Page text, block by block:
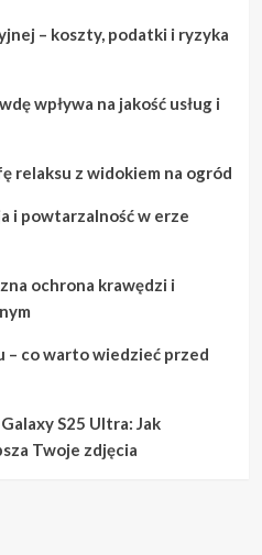
– koszty, podatki i ryzyka
wpływa na jakość usług i
relaksu z widokiem na ogród
i powtarzalność w erze
ochrona krawędzi i
– co warto wiedzieć przed
S25 Ultra: Jak
Twoje zdjęcia